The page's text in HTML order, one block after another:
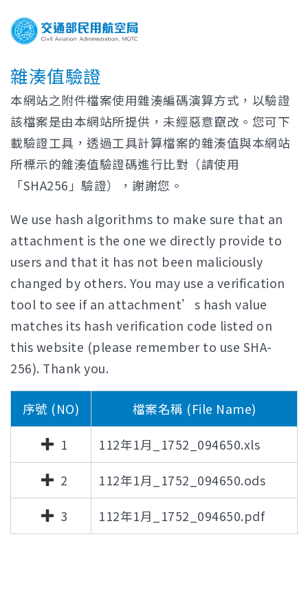
雜湊值驗證
本網站之附件檔案使用雜湊編碼演算方式，以驗證
該檔案是由本網站所提供，未經惡意竄改。您可下
載驗證工具，透過工具計算檔案的雜湊值與本網站
所標示的雜湊值驗證碼進行比對（請使用
「SHA256」驗證），謝謝您。
We use hash algorithms to make sure that an
attachment is the one we directly provide to
users and that it has not been maliciously
changed by others. You may use a verification
tool to see if an attachment’s hash value
matches its hash verification code listed on
this website (please remember to use SHA-
256). Thank you.
序號 (NO) 檔案名稱 (File Name)
1 112年1月_1752_094650.xls
2 112年1月_1752_094650.ods
3 112年1月_1752_094650.pdf